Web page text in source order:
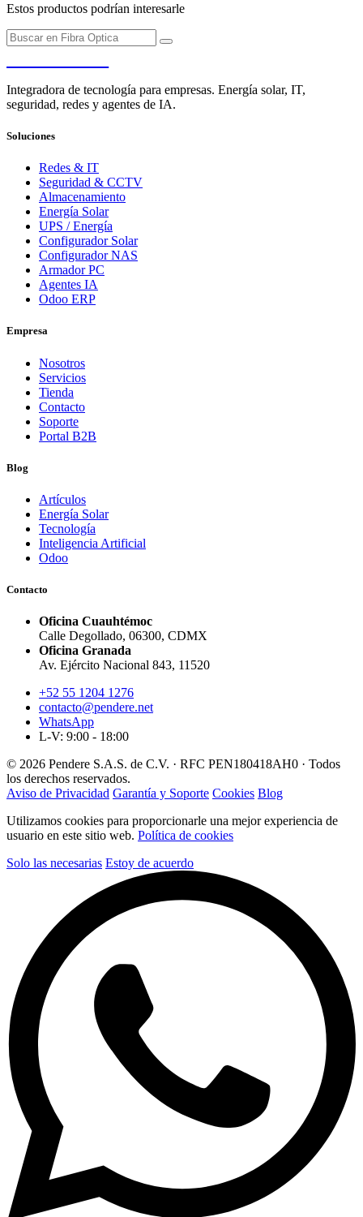
Estos productos podrían interesarle
Integradora de tecnología para empresas. Energía solar, IT,
seguridad, redes y agentes de IA.
Soluciones
Redes & IT
Seguridad & CCTV
Almacenamiento
Energía Solar
UPS / Energía
Configurador Solar
Configurador NAS
Armador PC
Agentes IA
Odoo ERP
Empresa
Nosotros
Servicios
Tienda
Contacto
Soporte
Portal B2B
Blog
Artículos
Energía Solar
Tecnología
Inteligencia Artificial
Odoo
Contacto
Oficina Cuauhtémoc
Calle Degollado, 06300, CDMX
Oficina Granada
Av. Ejército Nacional 843, 11520
+52 55 1204 1276
contacto@pendere.net
WhatsApp
L-V: 9:00 - 18:00
© 2026 Pendere S.A.S. de C.V. · RFC PEN180418AH0 · Todos
los derechos reservados.
Aviso de Privacidad Garantía y Soporte Cookies Blog
Utilizamos cookies para proporcionarle una mejor experiencia de
usuario en este sitio web. Política de cookies
Solo las necesarias Estoy de acuerdo